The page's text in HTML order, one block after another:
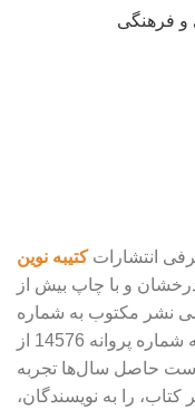
فرهنگی
انتشاراتکتیبه نوین
و با چاپ بیش از
نشر مکتوب به شماره
پروانه ۱۱۶۴۸ و مجوز نشر دیجیتال به شماره پروانه 14576 از
حاصل سال‌ها تجربه
را به نویسندگان،